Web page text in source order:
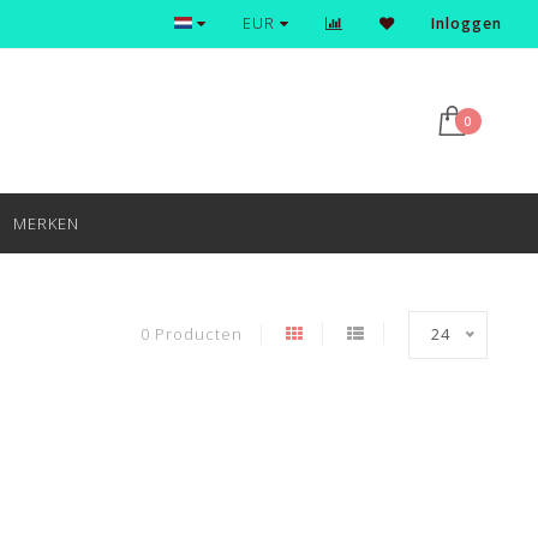
Ontdek en shop de nieuwste trends
EUR Inloggen
0
MERKEN
0 Producten 24